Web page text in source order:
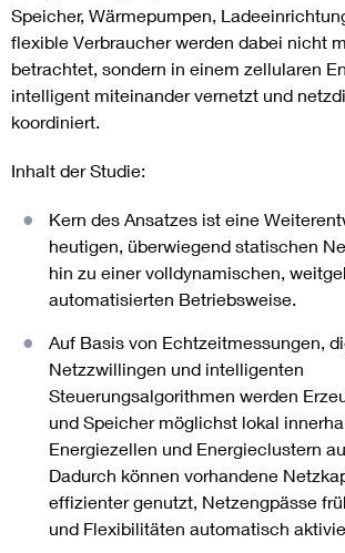
Speicher, Wärmepumpen,
flexible Verbraucher werden dabei nicht
betrachtet, sondern in einem zellularen
intelligent miteinander vernetzt und
koordiniert.
Inhalt der Studie:
Kern des Ansatzes ist eine
heutigen, überwiegend statischen
hin zu einer volldynamischen,
automatisierten Betriebsweise.
Auf Basis von Echtzeitmessungen,
Netzzwillingen und intelligenten
Steuerungsalgorithmen werden
und Speicher möglichst lokal
Energiezellen und Energieclustern
Dadurch können vorhandene
effizienter genutzt, Netzengpässe
und Flexibilitäten automatisch